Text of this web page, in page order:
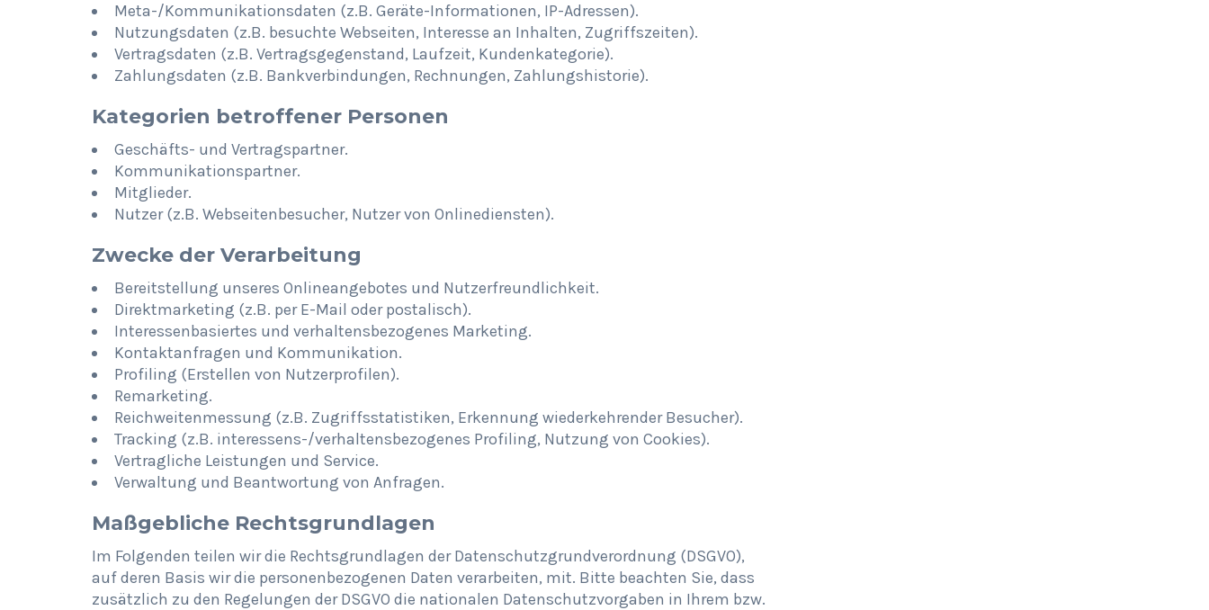
Meta-/Kommunikationsdaten (z.B. Geräte-Informationen, IP-Adressen).
Nutzungsdaten (z.B. besuchte Webseiten, Interesse an Inhalten, Zugriffszeiten).
Vertragsdaten (z.B. Vertragsgegenstand, Laufzeit, Kundenkategorie).
Zahlungsdaten (z.B. Bankverbindungen, Rechnungen, Zahlungshistorie).
Kategorien betroffener Personen
Geschäfts- und Vertragspartner.
Kommunikationspartner.
Mitglieder.
Nutzer (z.B. Webseitenbesucher, Nutzer von Onlinediensten).
Zwecke der Verarbeitung
Bereitstellung unseres Onlineangebotes und Nutzerfreundlichkeit.
Direktmarketing (z.B. per E-Mail oder postalisch).
Interessenbasiertes und verhaltensbezogenes Marketing.
Kontaktanfragen und Kommunikation.
Profiling (Erstellen von Nutzerprofilen).
Remarketing.
Reichweitenmessung (z.B. Zugriffsstatistiken, Erkennung wiederkehrender Besucher).
Tracking (z.B. interessens-/verhaltensbezogenes Profiling, Nutzung von Cookies).
Vertragliche Leistungen und Service.
Verwaltung und Beantwortung von Anfragen.
Maßgebliche Rechtsgrundlagen
Im Folgenden teilen wir die Rechtsgrundlagen der Datenschutzgrundverordnung (DSGVO),
auf deren Basis wir die personenbezogenen Daten verarbeiten, mit. Bitte beachten Sie, dass
zusätzlich zu den Regelungen der DSGVO die nationalen Datenschutzvorgaben in Ihrem bzw.